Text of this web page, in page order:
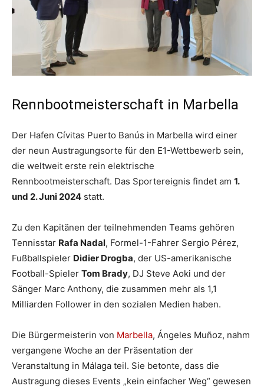
Rennbootmeisterschaft in Marbella
Der Hafen Cívitas Puerto Banús in Marbella wird einer
der neun Austragungsorte für den E1-Wettbewerb sein,
die weltweit erste rein elektrische
Rennbootmeisterschaft. Das Sportereignis findet am 1.
und 2. Juni 2024 statt.
Zu den Kapitänen der teilnehmenden Teams gehören
Tennisstar Rafa Nadal, Formel-1-Fahrer Sergio Pérez,
Fußballspieler Didier Drogba, der US-amerikanische
Football-Spieler Tom Brady, DJ Steve Aoki und der
Sänger Marc Anthony, die zusammen mehr als 1,1
Milliarden Follower in den sozialen Medien haben.
Die Bürgermeisterin von Marbella, Ángeles Muñoz, nahm
vergangene Woche an der Präsentation der
Veranstaltung in Málaga teil. Sie betonte, dass die
Austragung dieses Events „kein einfacher Weg“ gewesen